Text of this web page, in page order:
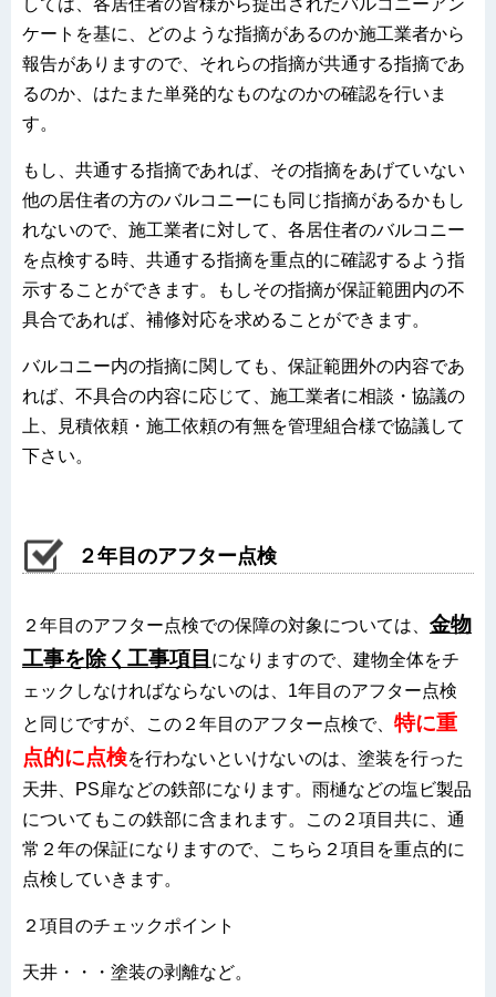
ケートを基に、どのような指摘があるのか施工業者から
報告がありますので、それらの指摘が共通する指摘であ
るのか、はたまた単発的なものなのかの確認を行いま
す。
もし、共通する指摘であれば、その指摘をあげていない
他の居住者の方のバルコニーにも同じ指摘があるかもし
れないので、施工業者に対して、各居住者のバルコニー
を点検する時、共通する指摘を重点的に確認するよう指
示することができます。もしその指摘が保証範囲内の不
具合であれば、補修対応を求めることができます。
バルコニー内の指摘に関しても、保証範囲外の内容であ
れば、不具合の内容に応じて、施工業者に相談・協議の
上、見積依頼・施工依頼の有無を管理組合様で協議して
下さい。
２年目のアフター点検
２年目のアフター点検での保障の対象については、 金物
工事を除く工事項目 になりますので、建物全体をチ
ェックしなければならないのは、1年目のアフター点検
と同じですが、この２年目のアフター点検で、 特に重
点的に点検を行わないといけないのは、塗装を行った
天井、PS扉などの鉄部になります。雨樋などの塩ビ製品
についてもこの鉄部に含まれます。この２項目共に、通
常２年の保証になりますので、こちら２項目を重点的に
点検していきます。
２項目のチェックポイント
天井・・・塗装の剥離など。